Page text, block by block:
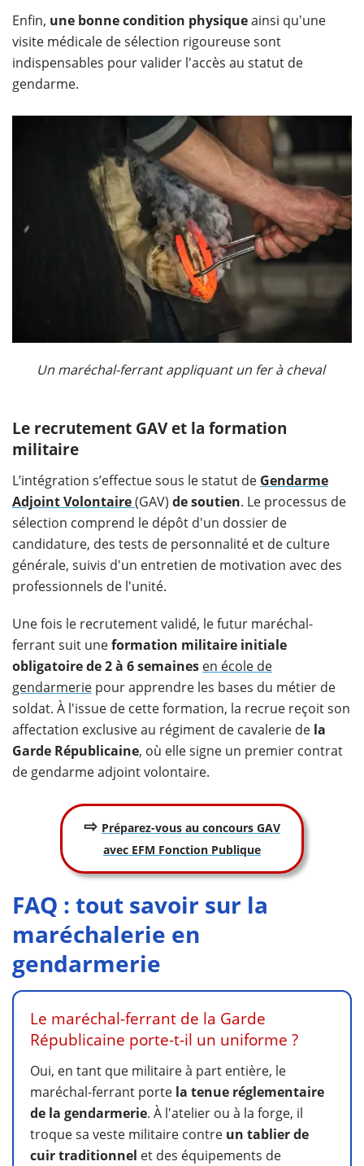
Enfin, une bonne condition physiqueainsi qu'une
visite médicale de sélection rigoureuse sont
indispensables pour valider l'accès au statut de
gendarme.
Un maréchal-ferrant appliquant un fer à cheval
Le recrutement GAV et la formation
militaire
L’intégration s’effectue sous le statut de Gendarme
Adjoint Volontaire(GAV) de soutien. Le processus de
sélection comprend le dépôt d'un dossier de
candidature, des tests de personnalité et de culture
générale, suivis d'un entretien de motivation avec des
professionnels de l'unité.
Une fois le recrutement validé, le futur maréchal-
ferrant suit uneformation militaire initiale
obligatoire de 2 à 6 semaines en école de
gendarmerie pour apprendre les bases du métier de
soldat. À l'issue de cette formation, la recrue reçoit son
affectation exclusive au régiment de cavalerie de la
Garde Républicaine, où elle signe un premier contrat
de gendarme adjoint volontaire.
⇨ Préparez-vous au concours GAV
avec EFM Fonction Publique
FAQ : tout savoir sur la
maréchalerie en
gendarmerie
Le maréchal-ferrant de la Garde
Républicaine porte-t-il un uniforme ?
Oui, en tant que militaire à part entière, le
maréchal-ferrant porte la tenue réglementaire
de la gendarmerie. À l'atelier ou à la forge, il
troque sa veste militaire contre un tablier de
cuir traditionnel et des équipements de